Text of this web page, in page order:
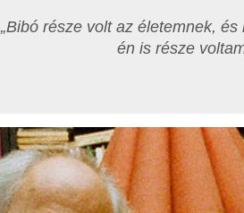
„Bibó része volt az életemnek,
én is része